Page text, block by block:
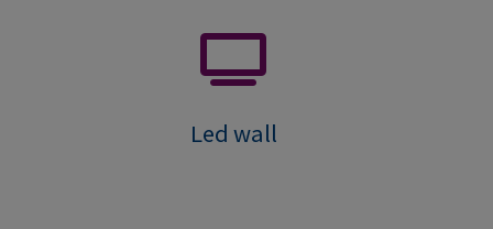
Led wall